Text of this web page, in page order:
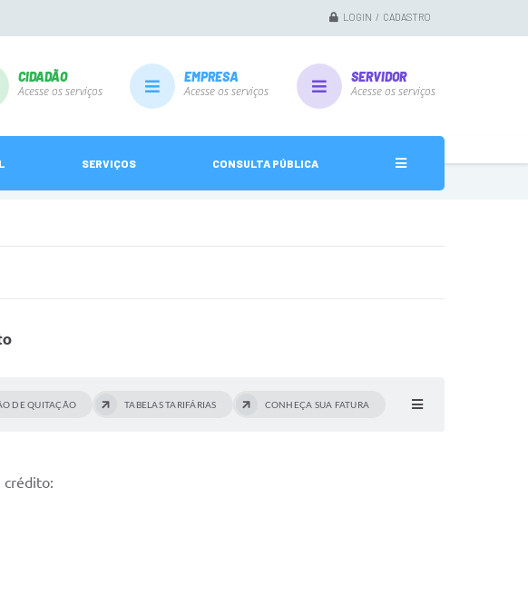
LOGIN / CADASTRO
CIDADÃO
Acesse os serviços
EMPRESA
Acesse os serviços
SERVIDOR
Acesse os serviços
SERVIÇOS CONSULTA PÚBLICA
DE QUITAÇÃO TABELAS TARIFÁRIAS CONHEÇA SUA FATURA
crédito: